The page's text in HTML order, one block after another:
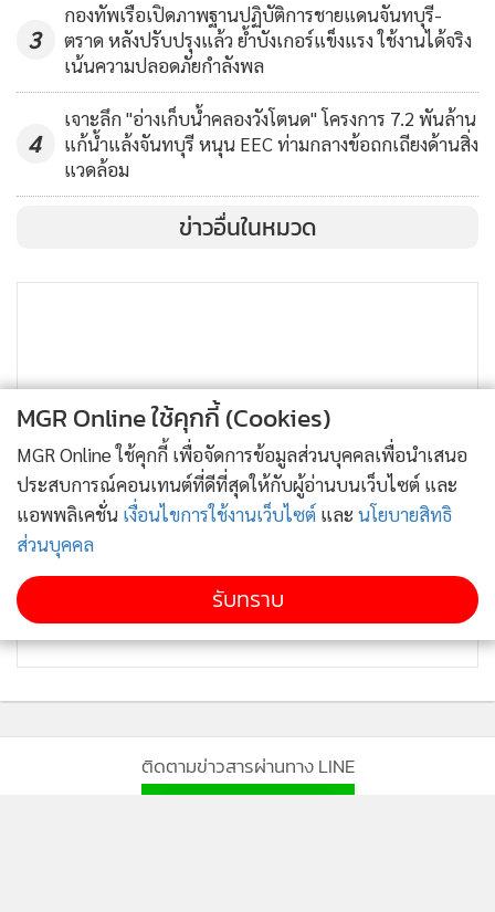
3
กองทัพเรือเปิดภาพฐานปฏิบัติการชายแดนจันทบุรี-
ตราด หลังปรับปรุงแล้ว ย้ำบังเกอร์แข็งแรง ใช้งานได้จริง
เน้นความปลอดภัยกำลังพล
4
เจาะลึก "อ่างเก็บน้ำคลองวังโตนด" โครงการ 7.2 พันล้าน
แก้น้ำแล้งจันทบุรี หนุน EEC ท่ามกลางข้อถกเถียงด้านสิ่ง
แวดล้อม
ข่าวอื่นในหมวด
ติดตามข่าวสารผ่านทาง LINE
MGR Online ใช้คุกกี้ (Cookies)
MGR Online ใช้คุกกี้ เพื่อจัดการข้อมูลส่วนบุคคลเพื่อนำเสนอ
ประสบการณ์คอนเทนต์ที่ดีที่สุดให้กับผู้อ่านบนเว็บไซต์ และ
แอพพลิเคชั่น เงื่อนไขการใช้งานเว็บไซต์ และ นโยบายสิทธิ
ส่วนบุคคล
รับทราบ